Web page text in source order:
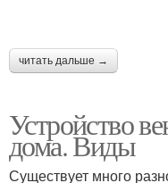
читать дальше →
Устройство
дома. Виды
Существует много